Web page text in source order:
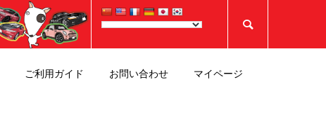

ご利用ガイド お問い合わせ マイページ